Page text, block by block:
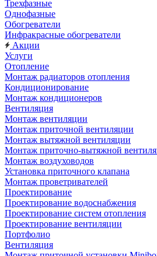
Трехфазные
Однофазные
Обогреватели
Инфракрасные обогреватели
Акции
Услуги
Отопление
Монтаж радиаторов отопления
Кондиционирование
Монтаж кондиционеров
Вентиляция
Монтаж вентиляции
Монтаж приточной вентиляции
Монтаж вытяжной вентиляции
Монтаж приточно-вытяжной
Монтаж воздуховодов
Установка приточного клапана
Монтаж проветривателей
Проектирование
Проектирование водоснабжения
Проектирование систем отопления
Проектирование вентиляции
Портфолио
Вентиляция